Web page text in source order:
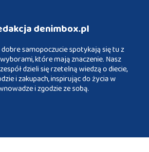
denimbox.pl
samopoczucie spotykają się tu z
które mają znaczenie. Nasz
dzieli się rzetelną wiedzą o diecie,
i zakupach, inspirując do życia w
i zgodzie ze sobą.